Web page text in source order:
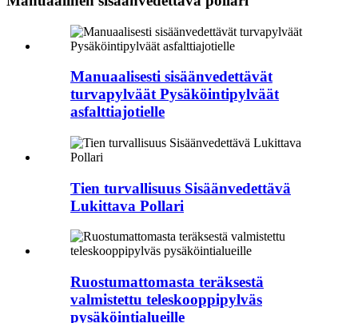
Manuaalisesti sisäänvedettävät
turvapylväät Pysäköintipylväät
asfalttiajotielle
Tien turvallisuus Sisäänvedettävä
Lukittava Pollari
Ruostumattomasta teräksestä
valmistettu teleskooppipylväs
pysäköintialueille